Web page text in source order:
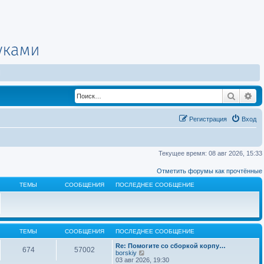
Поиск
Вход
Регистрация
Текущее время: 08 авг 2026, 15:33
Отметить форумы как прочтённые
ТЕМЫ СООБЩЕНИЯ ПОСЛЕДНЕЕ СООБЩЕНИЕ
ТЕМЫ СООБЩЕНИЯ ПОСЛЕДНЕЕ СООБЩЕНИЕ
674 57002
Re: Помогите со сборкой корпу…
borskiy
е
03 авг 2026, 19:30